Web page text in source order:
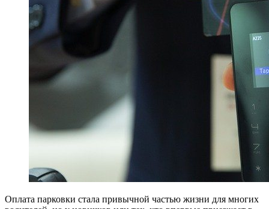
Оплата парковки стала привычной частью жизни для многих